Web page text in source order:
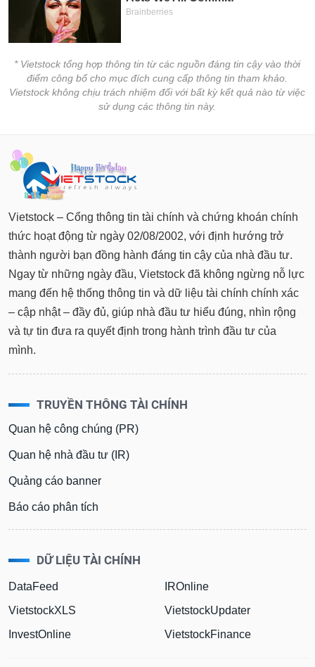
* Vietstock tổng hợp thông tin từ các nguồn đáng tin cậy vào thời
điểm công bố cho mục đích cung cấp thông tin tham khảo.
Vietstock không chịu trách nhiệm đối với bất kỳ kết quả nào từ việc
sử dụng các thông tin này.
Vietstock – Cổng thông tin tài chính và chứng khoán chính
thức hoạt động từ ngày 02/08/2002, với định hướng trở
thành người bạn đồng hành đáng tin cậy của nhà đầu tư.
Ngay từ những ngày đầu, Vietstock đã không ngừng nỗ lực
mang đến hệ thống thông tin và dữ liệu tài chính chính xác
– cập nhật – đầy đủ, giúp nhà đầu tư hiểu đúng, nhìn rộng
và tự tin đưa ra quyết định trong hành trình đầu tư của
mình.
TRUYỀN THÔNG TÀI CHÍNH
Quan hệ công chúng (PR)
Quan hệ nhà đầu tư (IR)
Quảng cáo banner
Báo cáo phân tích
DỮ LIỆU TÀI CHÍNH
DataFeed
VietstockXLS
InvestOnline
IROnline
VietstockUpdater
VietstockFinance